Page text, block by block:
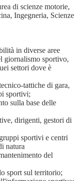
di scienze motorie,
Ingegneria, Scienze
in diverse aree
giornalismo sportivo,
settori dove è
tattiche di gara,
sportivi;
sulla base delle
dirigenti, gestori di
sportivi e centri
natura
del
sport sul territorio;